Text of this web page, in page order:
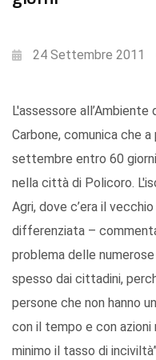
24 Settembre 2011
L'assessore
Carbone, comunica che
settembre entro 60
nella città di Policoro.
Agri, dove c’era il
differenziata –
problema delle
spesso dai cittadini,
persone che non hanno
con il tempo e con azioni
minimo il tasso di